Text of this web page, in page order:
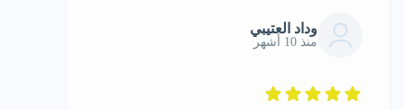
وداد العتيبي
منذ 10 أشهر